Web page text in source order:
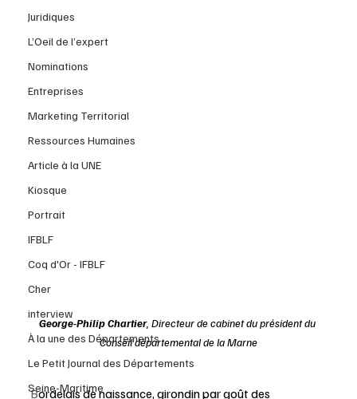
Juridiques
L’Oeil de l’expert
Nominations
Entreprises
Marketing Territorial
Ressources Humaines
Article à la UNE
Kiosque
Portrait
IFBLF
Coq d'Or - IFBLF
Cher
interview
À la une des Départements
Le Petit Journal des Départements
Seine-Maritime
George-Philip Chartier, Directeur de cabinet du président du
Conseil départemental de la Marne
Bordelais de naissance, girondin par goût des